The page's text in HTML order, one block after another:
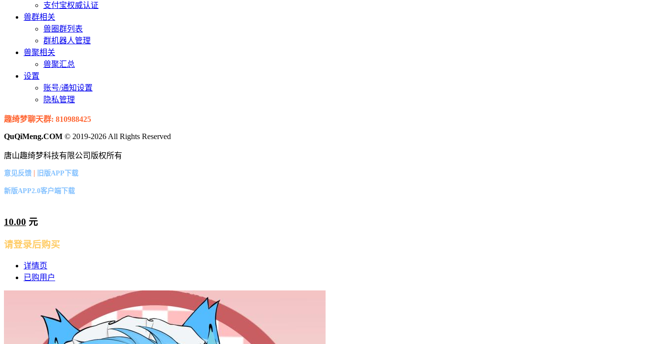
支付宝权威认证
兽群相关
兽圈群列表
群机器人管理
兽聚相关
兽聚汇总
设置
账号/通知设置
隐私管理
趣绮梦聊天群: 810988425
QuQiMeng.COM © 2019-2026 All Rights Reserved
唐山趣绮梦科技有限公司版权所有
意见反馈 | 旧版APP下载
新版APP2.0客户端下载
10.00 元
请登录后购买
详情页
已购用户